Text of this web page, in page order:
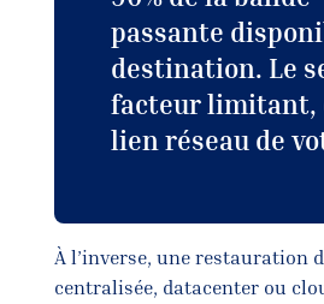
passante
destination. Le
facteur limitant,
lien réseau de
À l’inverse, une restauration
centralisée, datacenter ou